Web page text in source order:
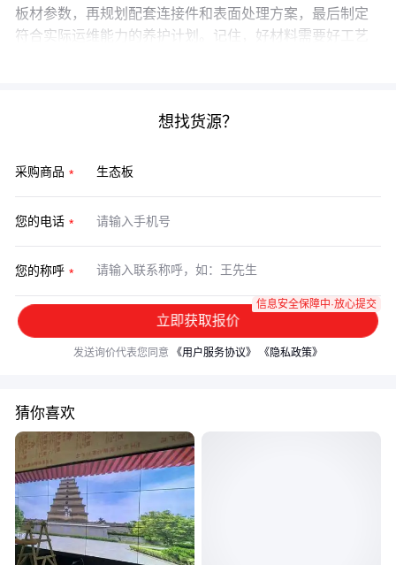
板材参数，再规划配套连接件和表面处理方案，最后制定
符合实际运维能力的养护计划。记住，好材料需要好工艺
想找货源？
采购商品
您的电话
您的称呼
立即获取报价
信息安全保障中·放心提交
发送询价代表您同意 《用户服务协议》 《隐私政策》
猜你喜欢